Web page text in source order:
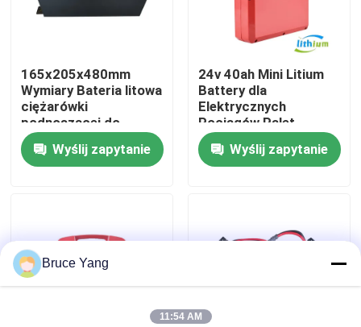
Wycieczka po fabryce
Poprosić o wycenę
akumulator litowy do wózków widłowych
48-woltowa bateria litowo-jonowa do wózka
Akumulator wózka paletowego
165x205x480mm
Wymiary Bateria litowa
ciężarówki
podnoszącej do
zastosowań ciężkich
Wyślij zapytanie
24v 40ah Mini Litium
Battery dla
Elektrycznych
Pociągów Palet
Wyślij zapytanie
Bruce Yang
11:54 AM